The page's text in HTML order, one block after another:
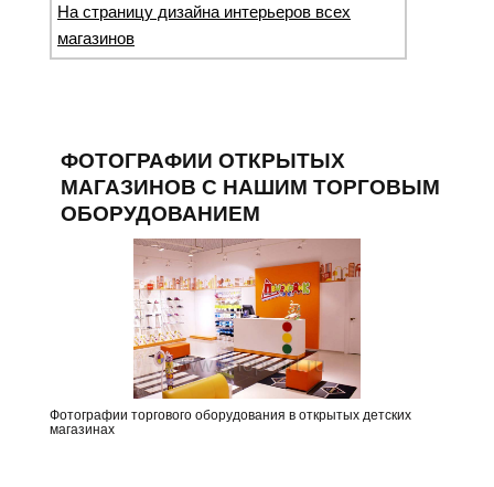
На страницу дизайна интерьеров всех
магазинов
ФОТОГРАФИИ ОТКРЫТЫХ
МАГАЗИНОВ С НАШИМ ТОРГОВЫМ
ОБОРУДОВАНИЕМ
Фотографии торгового оборудования в открытых детских
магазинах